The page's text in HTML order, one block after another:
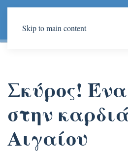
Skip to main content
Σκύρος!
στην
Αιγαίου